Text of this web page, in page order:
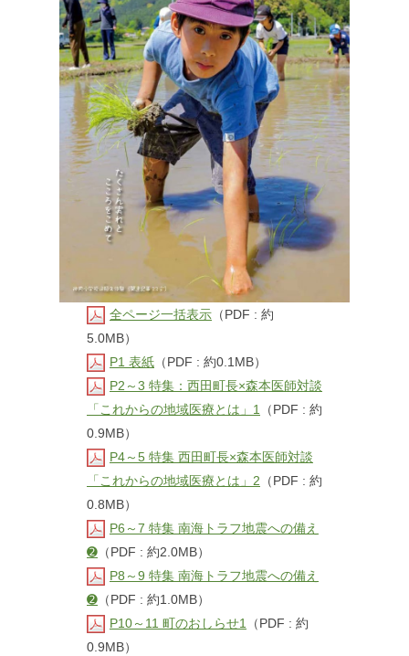
全ページ一括表示 （PDF : 約
5.0MB）
P1 表紙 （PDF : 約0.1MB）
P2～3 特集：西田町長×森本医師対談
「これからの地域医療とは」1 （PDF : 約
0.9MB）
P4～5 特集 西田町長×森本医師対談
「これからの地域医療とは」2 （PDF : 約
0.8MB）
P6～7 特集 南海トラフ地震への備え
➋ （PDF : 約2.0MB）
P8～9 特集 南海トラフ地震への備え
➋ （PDF : 約1.0MB）
P10～11 町のおしらせ1 （PDF : 約
0.9MB）